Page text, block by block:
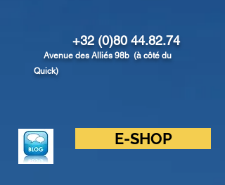
+32 (0)80 44.82.74
Avenue des Alliés 98b (à côté du
Quick)
E-SHOP